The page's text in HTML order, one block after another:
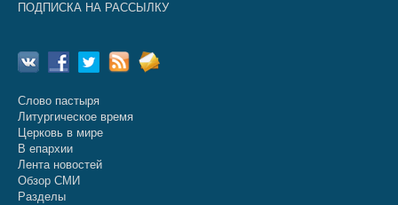
ПОДПИСКА НА РАССЫЛКУ
Слово пастыря
Литургическое время
Церковь в мире
В епархии
Лента новостей
Обзор СМИ
Разделы